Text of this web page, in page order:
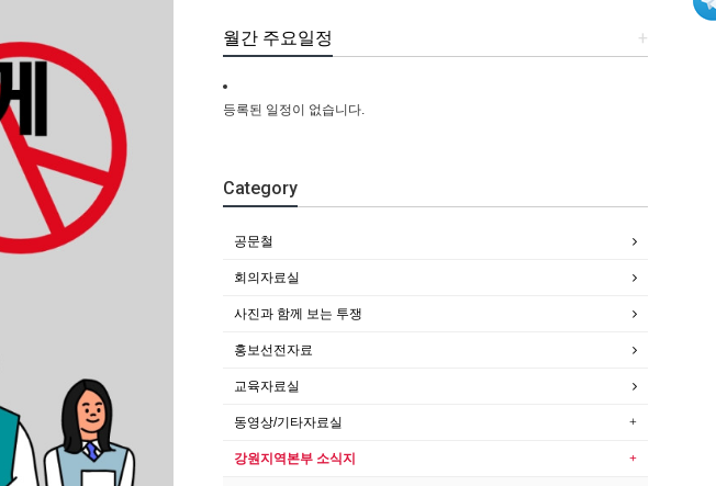
+
월간 주요일정
등록된 일정이 없습니다.
Category
공문철
회의자료실
사진과 함께 보는 투쟁
홍보선전자료
교육자료실
동영상/기타자료실
강원지역본부 소식지